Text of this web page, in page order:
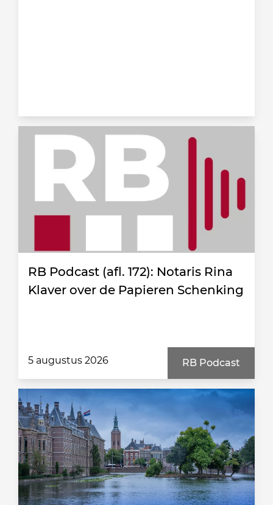
RB Podcast (afl. 172): Notaris Rina
Klaver over de Papieren Schenking
5 augustus 2026 RB Podcast